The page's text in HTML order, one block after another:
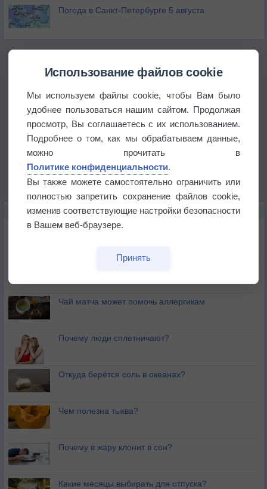
Погода в Санкт-Петербурге 5 августа
ЭТО ИНТЕРЕСНО
Почему северный загар цветом отличается от
Букет сирени вреден для здоровья
Чай матча может помочь аллергикам
Почему люди сплетничают?
Откуда берётся соль в океанах?
Чем полезна тыква?
Почему в жару клонит в сон?
Какие месяцы выбирать для отпуска?
Использование файлов cookie
Мы используем файлы cookie, чтобы Вам было
удобнее пользоваться нашим сайтом. Продолжая
просмотр, Вы соглашаетесь с их использованием.
Подробнее о том, как мы обрабатываем данные,
можно прочитать в
Политике конфиденциальности.
Вы также можете самостоятельно ограничить или
полностью запретить сохранение файлов cookie,
изменив соответствующие настройки безопасности
в Вашем веб-браузере.
Принять